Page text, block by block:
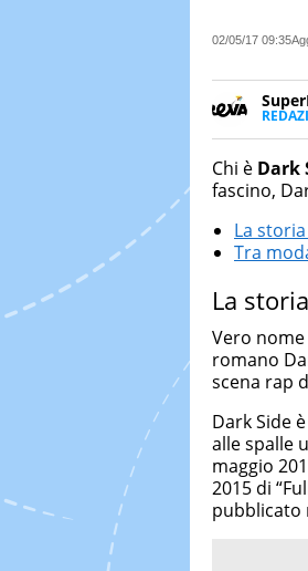
02/05/17 09:35
cerca
più
Chi è Dark
fascino,
La
Tra
La
Vero nome
romano
scena rap
Dark Side
alle spalle
maggio
2015 di
pubblicato